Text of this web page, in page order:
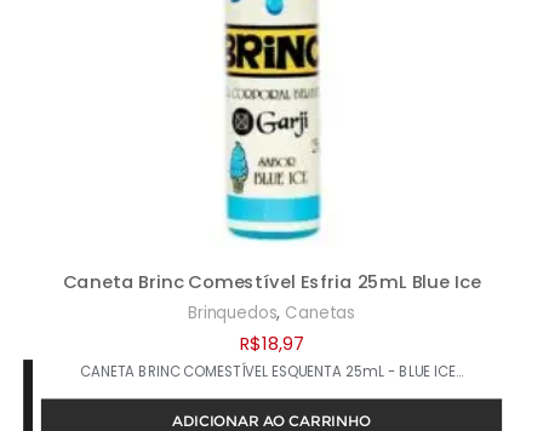
Caneta Brinc Comestível Esfria 25mL Blue Ice
Brinquedos, Canetas
R$18,97
CANETA BRINC COMESTÍVEL ESQUENTA 25mL - BLUE ICE…
ADICIONAR AO CARRINHO